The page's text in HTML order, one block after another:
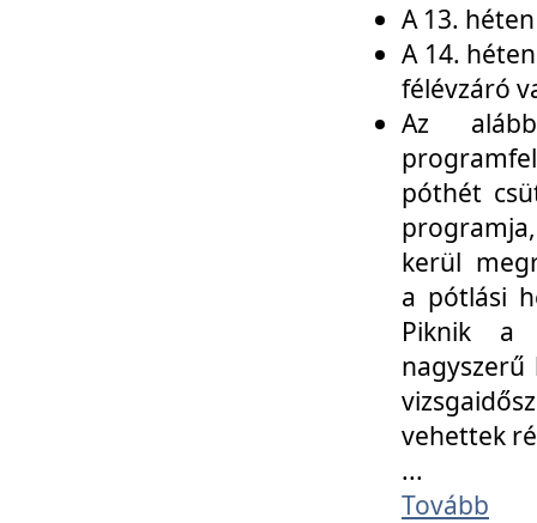
A 13.
A 14.
félévzáró
Az
póthét
kerül
a pótlási
Piknik a
vehettek
...
Tovább